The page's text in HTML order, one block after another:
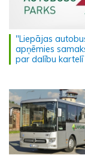
"Liepājas
apņēmies
par dalību kartelī